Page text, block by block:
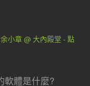
小章 @ 大內殿堂 - 點
軟體是什麼?